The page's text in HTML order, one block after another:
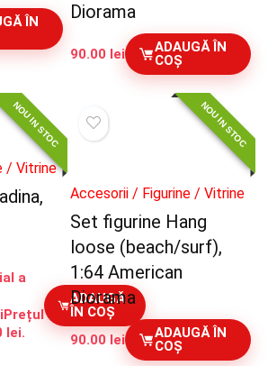
ÎN
Diorama
90.00 lei
ADAUGĂ ÎN
COȘ
NOU IN STOC
/ Vitrine
a
Prețul
lei.
ADAUGĂ
ÎN COȘ
NOU IN STOC
Accesorii / Figurine / Vitrine
Set figurine Hang
loose (beach/surf),
1:64 American
Diorama
90.00 lei
ADAUGĂ ÎN
COȘ